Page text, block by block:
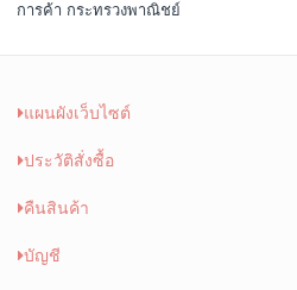
การค้า กระทรวงพาณิชย์
แผนผังเว็บไซต์
ประวัติสั่งซื้อ
คืนสินค้า
บัญชี